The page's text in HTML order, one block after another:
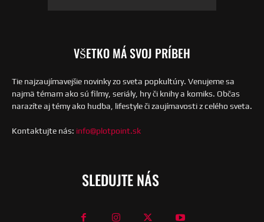
VŠETKO MÁ SVOJ PRÍBEH
Tie najzaujímavejšie novinky zo sveta popkultúry. Venujeme sa
najmä témam ako sú filmy, seriály, hry či knihy a komiks. Občas
narazíte aj témy ako hudba, lifestyle či zaujímavosti z celého sveta.
Kontaktujte nás: info@plotpoint.sk
SLEDUJTE NÁS